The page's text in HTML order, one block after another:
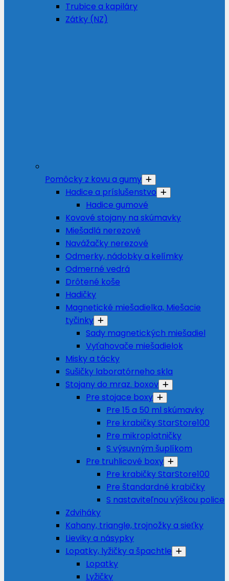
Trubice a kapiláry
Zátky (NZ)
Pomôcky z kovu a gumy
Hadice a príslušenstvo
Hadice gumové
Kovové stojany na skúmavky
Miešadlá nerezové
Navážačky nerezové
Odmerky, nádobky a kelímky
Odmerné vedrá
Drôtené koše
Hadičky
Magnetické miešadielka, Miešacie
tyčinky
Sady magnetických miešadiel
Vyťahovače miešadielok
Misky a tácky
Sušičky laboratórneho skla
Stojany do mraz. boxov
Pre stojace boxy
Pre 15 a 50 ml skúmavky
Pre krabičky StarStore100
Pre mikroplatničky
S výsuvným šuplíkom
Pre truhlicové boxy
Pre krabičky StarStore100
Pre štandardné krabičky
S nastaviteľnou výškou police
Zdviháky
Kahany, triangle, trojnožky a sieťky
Lieviky a násypky
Lopatky, lyžičky a špachtle
Lopatky
Lyžičky